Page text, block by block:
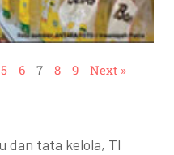
5 6 7 8 9 Next »
dan tata kelola, TI